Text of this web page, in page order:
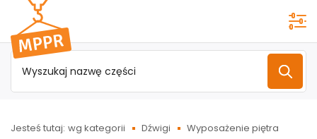
Przejdź do
menu
głównego
Jesteś tutaj: wg kategorii Dźwigi Wyposażenie piętra